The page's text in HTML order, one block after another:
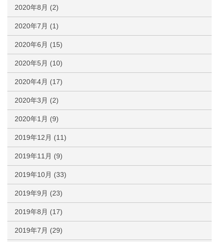
2020年8月 (2)
2020年7月 (1)
2020年6月 (15)
2020年5月 (10)
2020年4月 (17)
2020年3月 (2)
2020年1月 (9)
2019年12月 (11)
2019年11月 (9)
2019年10月 (33)
2019年9月 (23)
2019年8月 (17)
2019年7月 (29)